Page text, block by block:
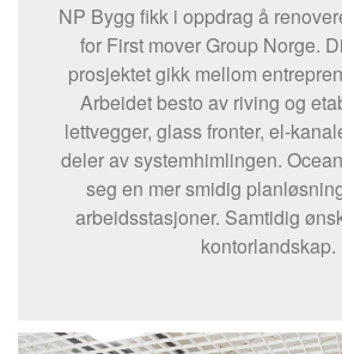
NP Bygg fikk i oppdrag å
for First mover Group Norge.
prosjektet gikk mellom
Arbeidet besto av riving og
lettvegger, glass fronter, el-
deler av systemhimlingen.
seg en mer smidig
arbeidsstasjoner. Samtidig
kontorlandskap.